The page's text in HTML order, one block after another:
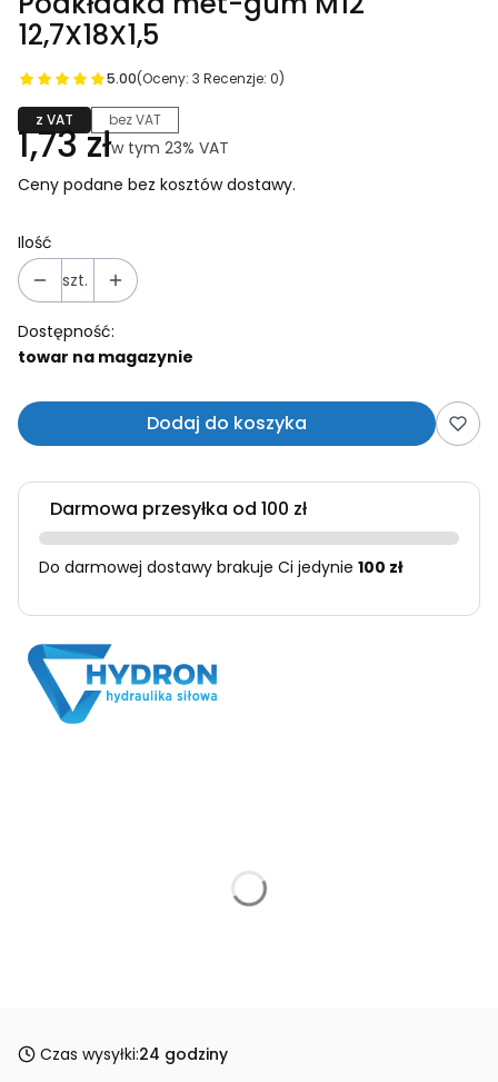
12,7X18X1,5
5.00(Oceny: 3 Recenzje: 0)
z VAT bez VAT
Cena
1,73 złw tym 23% VAT
w tym 23% VAT
Ceny podane bez kosztów dostawy.
Ilość
szt.
Dostępność:
towar na magazynie
Dodaj do koszyka
Darmowa przesyłka od 100 zł
Do darmowej dostawy brakuje Ci jedynie 100 zł
Czas wysyłki:24 godziny